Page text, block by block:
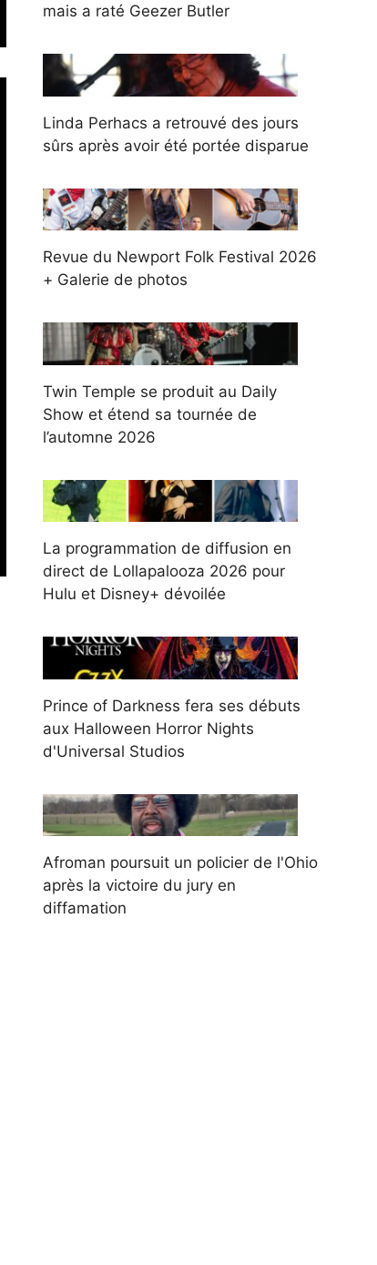
mais a raté Geezer Butler
Linda Perhacs a retrouvé des jours
sûrs après avoir été portée disparue
Revue du Newport Folk Festival 2026
+ Galerie de photos
Twin Temple se produit au Daily
Show et étend sa tournée de
l’automne 2026
La programmation de diffusion en
direct de Lollapalooza 2026 pour
Hulu et Disney+ dévoilée
Prince of Darkness fera ses débuts
aux Halloween Horror Nights
d'Universal Studios
Afroman poursuit un policier de l'Ohio
après la victoire du jury en
diffamation